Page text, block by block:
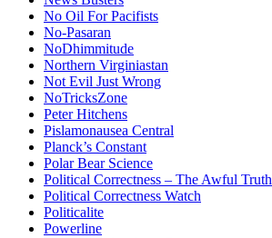
No Oil For Pacifists
No-Pasaran
NoDhimmitude
Northern Virginiastan
Not Evil Just Wrong
NoTricksZone
Peter Hitchens
Pislamonausea Central
Planck’s Constant
Polar Bear Science
Political Correctness – The Awful Truth
Political Correctness Watch
Politicalite
Powerline